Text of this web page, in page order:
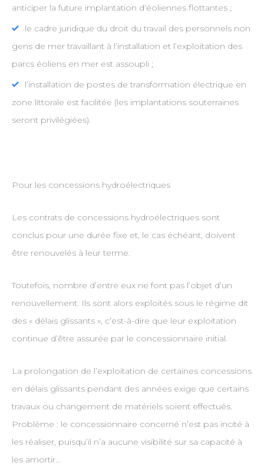
anticiper la future implantation d’éoliennes flottantes ;
le cadre juridique du droit du travail des personnels non
gens de mer travaillant à l’installation et l’exploitation des
parcs éoliens en mer est assoupli ;
l’installation de postes de transformation électrique en
zone littorale est facilitée (les implantations souterraines
seront privilégiées).
Pour les concessions hydroélectriques
Les contrats de concessions hydroélectriques sont
conclus pour une durée fixe et, le cas échéant, doivent
être renouvelés à leur terme.
Toutefois, nombre d’entre eux ne font pas l’objet d’un
renouvellement. Ils sont alors exploités sous le régime dit
des « délais glissants », c’est-à-dire que leur exploitation
continue d’être assurée par le concessionnaire initial.
La prolongation de l’exploitation de certaines concessions
en délais glissants pendant des années exige que certains
travaux ou changement de matériels soient effectués.
Problème : le concessionnaire concerné n’est pas incité à
les réaliser, puisqu’il n’a aucune visibilité sur sa capacité à
les amortir…